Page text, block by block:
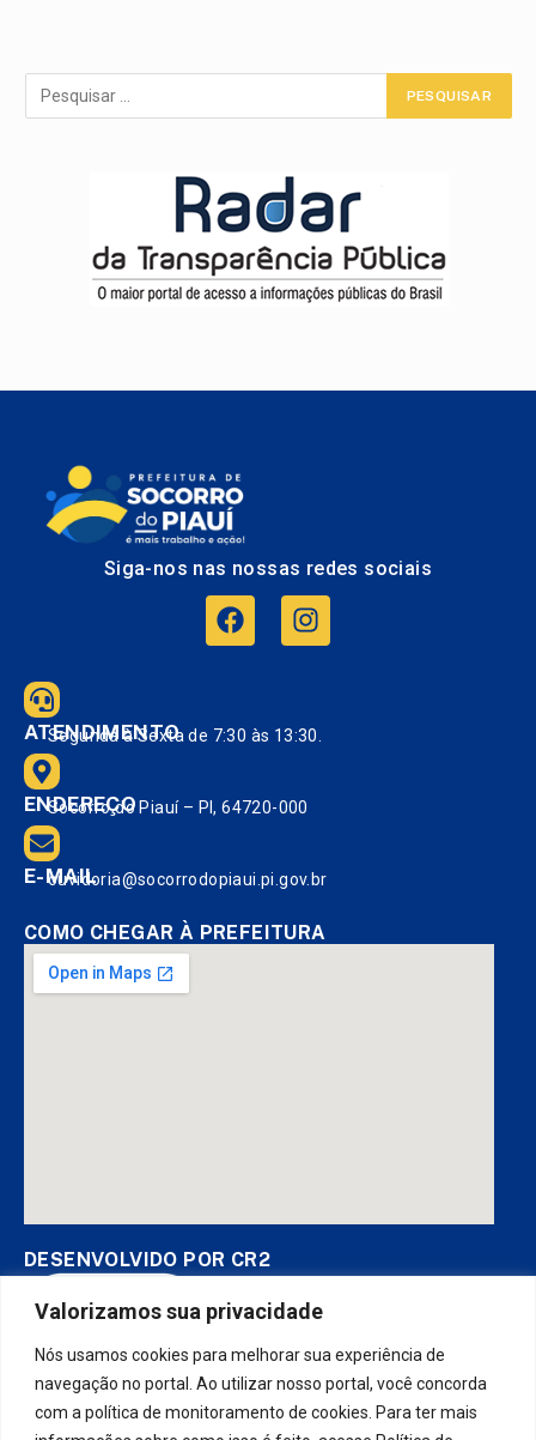
Valorizamos sua privacidade
Nós usamos cookies para melhorar sua experiência de
navegação no portal. Ao utilizar nosso portal, você concorda
com a política de monitoramento de cookies. Para ter mais
Siga-nos nas nossas redes sociais
ATENDIMENTO
Segunda à Sexta de 7:30 às 13:30.
ENDEREÇO
Socorro do Piauí – PI, 64720-000
E-MAIL
ouvidoria@socorrodopiaui.pi.gov.br
COMO CHEGAR À PREFEITURA
DESENVOLVIDO POR CR2
Muito mais quecriar siteousistema para prefeituras! Realizamos
umaassessoria completa, onde garantimos em contrato que
todas as exigências das leis de transparência pública serão
atendidas.